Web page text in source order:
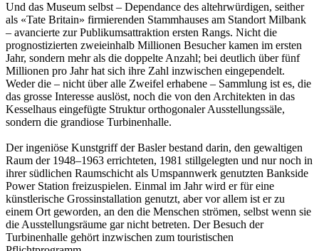
Und das Museum selbst – Depen­dance des altehrwürdigen, seither
als «Tate ­Britain» firmierenden Stammhauses am Standort Milbank
– avancierte zur Publikumsattraktion ersten Rangs. Nicht die
prognostizierten zweieinhalb Millionen Besucher kamen im ersten
Jahr, sondern mehr als die doppelte Anzahl; bei deutlich über fünf
Millionen pro Jahr hat sich ihre Zahl inzwischen einge­pendelt.
Weder die – nicht über alle Zweifel erhabene – Sammlung ist es, die
das grosse Interesse auslöst, noch die von den Architekten in das
Kesselhaus eingefügte Struktur orthogonaler Ausstellungssäle,
sondern die grandio­se Turbinenhalle.
Der ingeniöse Kunstgriff der Basler bestand darin, den gewaltigen
Raum der 1948–1963 errichteten, 1981 stillgelegten und nur noch in
ihrer süd­lichen Raumschicht als Umspannwerk genutzten Bankside
Power Station freizuspielen. Einmal im Jahr wird er für eine
künstlerische Grossinstallation genutzt, aber vor allem ist er zu
einem Ort geworden, an den die Menschen strömen, selbst wenn sie
die Ausstellungsräume gar nicht betreten. Der Besuch der
Turbinenhalle gehört inzwischen zum touristischen